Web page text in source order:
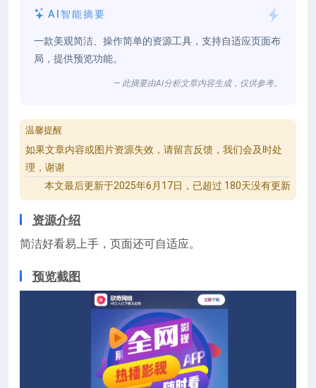
AI智能摘要
一款美观简洁、操作简单的资源工具，支持自适应页面布
局，提供预览功能。
— 此摘要由AI分析文章内容生成，仅供参考。
温馨提醒
如果文章内容或图片资源失效，请留言反馈，我们会及时处
理，谢谢
本文最后更新于2025年6月17日，已超过 180天没有更新
资源介绍
简洁好看易上手，页面还可自适应。
预览截图